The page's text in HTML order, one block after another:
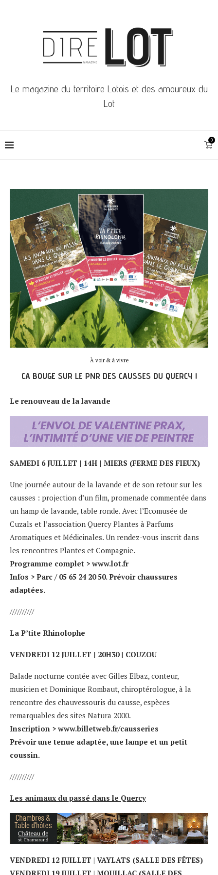
Le magazine du territoire Lotois et des amoureux du
Lot
0
À voir & à vivre
CA BOUGE SUR LE PNR DES CAUSSES DU QUERCY !
Le renouveau de la lavande
SAMEDI 6 JUILLET | 14H | MIERS (FERME DES FIEUX)
Une journée autour de la lavande et de son retour sur les
causses : projection d’un film, promenade commentée dans
un hamp de lavande, table ronde. Avec l’Ecomusée de
Cuzals et l’association Quercy Plantes à Parfums
Aromatiques et Médicinales. Un rendez-vous inscrit dans
les rencontres Plantes et Compagnie.
Programme complet > www.lot.fr
Infos > Parc / 05 65 24 20 50. Prévoir chaussures
adaptées.
//////////
La P’tite Rhinolophe
VENDREDI 12 JUILLET | 20H30 | COUZOU
Balade nocturne contée avec Gilles Elbaz, conteur,
musicien et Dominique Rombaut, chiroptérologue, à la
rencontre des chauvessouris du causse, espèces
remarquables des sites Natura 2000.
Inscription > www.billetweb.fr/causseries
Prévoir une tenue adaptée, une lampe et un petit
coussin.
//////////
Les animaux du passé dans le Quercy
VENDREDI 12 JUILLET | VAYLATS (SALLE DES FÊTES)
VENDREDI 19 JUILLET | MOUILLAC (SALLE DES